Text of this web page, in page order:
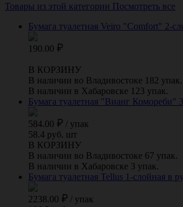
Товары из этой категории Посмотреть все
Бумага туалетная Veiro "Comfort" 2-
190.00
В КОРЗИНУ
В наличии во Владивостоке 182 упак.
В наличии в Хабаровске 123 упак.
Бумага туалетная "Вианг
584.00 / упак
58.4 руб. шт
В КОРЗИНУ
В наличии во Владивостоке 67 упак.
В наличии в Хабаровске 3 упак.
Бумага туалетная Tellus 1-слойная в
2238.00 / упак